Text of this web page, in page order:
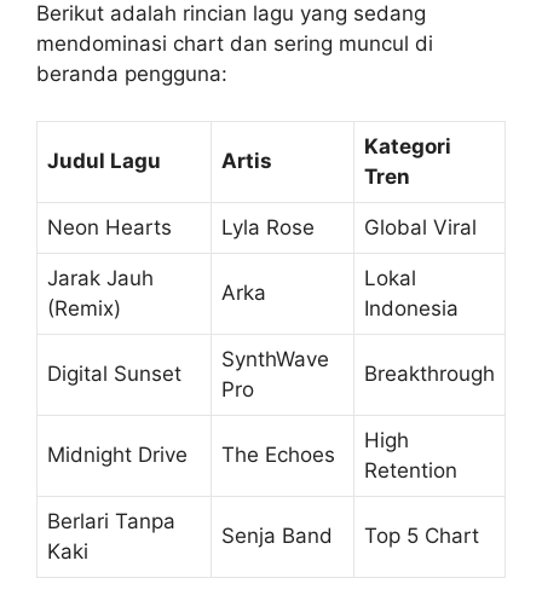
Berikut adalah rincian lagu yang sedang
mendominasi chart dan sering muncul di
beranda pengguna:
Judul Lagu Artis
Kategori
Tren
Neon Hearts Lyla Rose Global Viral
Jarak Jauh
(Remix)
Arka
Lokal
Indonesia
Digital Sunset
SynthWave
Pro
Breakthrough
Midnight Drive The Echoes
High
Retention
Berlari Tanpa
Kaki
Senja Band Top 5 Chart